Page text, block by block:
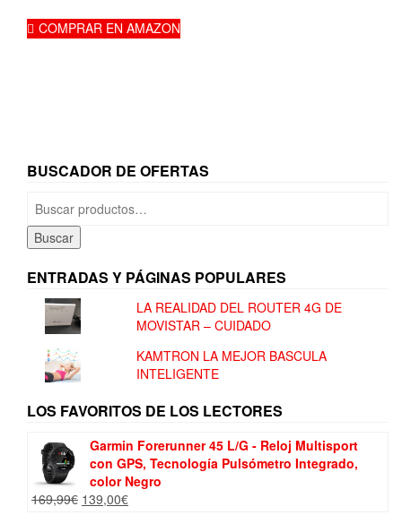
COMPRAR EN AMAZON
BUSCADOR DE OFERTAS
por:
Buscar
ENTRADAS Y PÁGINAS POPULARES
LA REALIDAD DEL ROUTER 4G DE
MOVISTAR – CUIDADO
KAMTRON LA MEJOR BASCULA
INTELIGENTE
LOS FAVORITOS DE LOS LECTORES
Garmin Forerunner 45 L/G - Reloj Multisport
con GPS, Tecnología Pulsómetro Integrado,
color Negro
169,99€ El
139,00€El